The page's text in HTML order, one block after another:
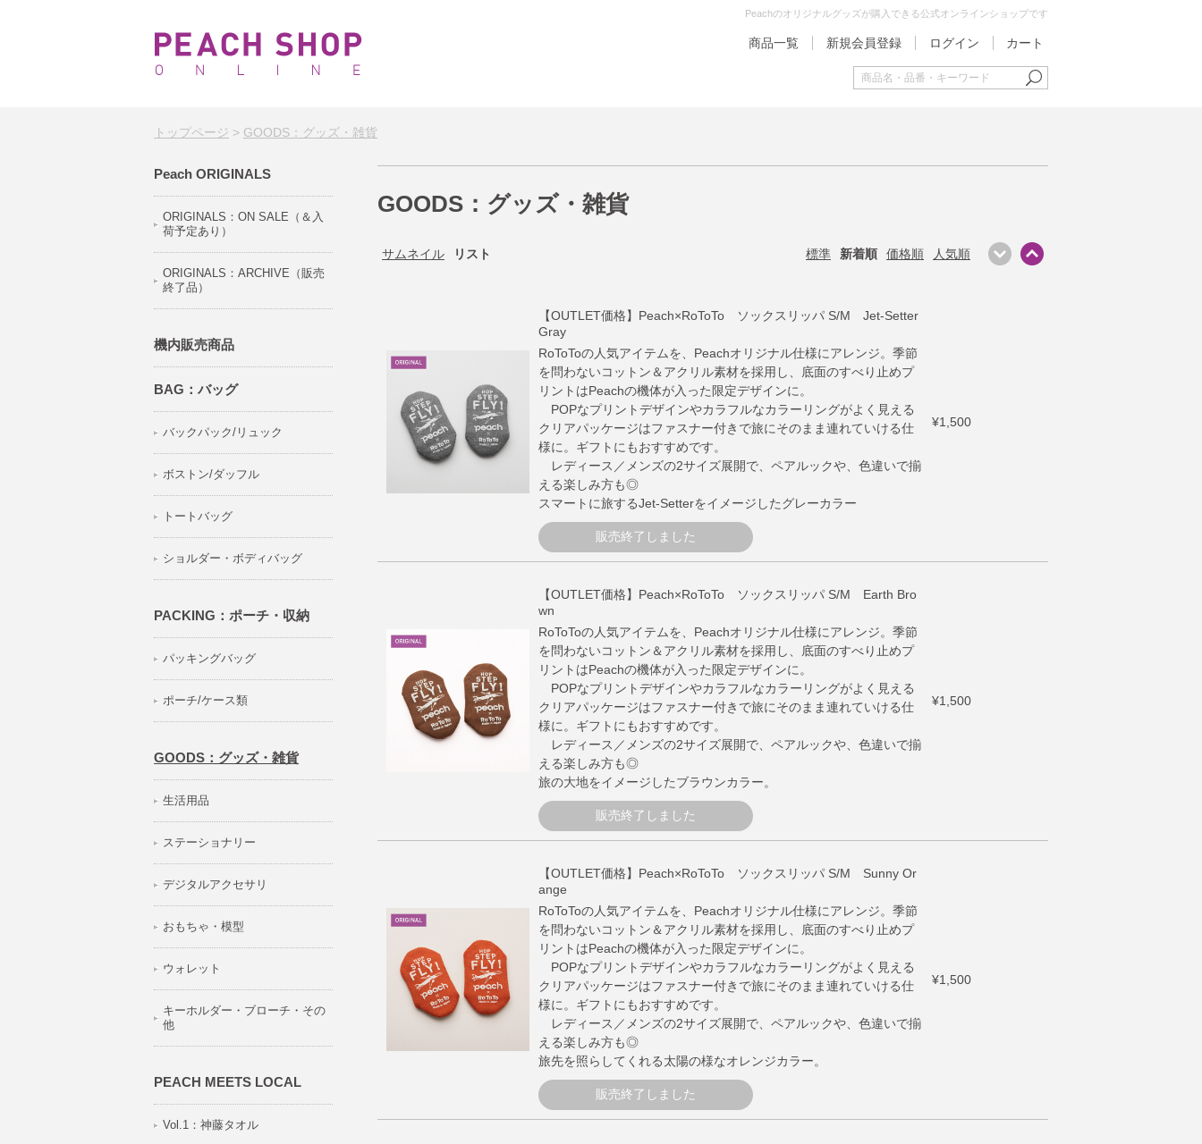
Peachのオリジナルグッズが購入できる公式オンラインショップです
商品一覧 新規会員登録 ログイン カート
トップページ > GOODS：グッズ・雑貨
Peach ORIGINALS
ORIGINALS：ON SALE（＆入
荷予定あり）
ORIGINALS：ARCHIVE（販売
終了品）
機内販売商品
BAG：バッグ
バックパック/リュック
ボストン/ダッフル
トートバッグ
ショルダー・ボディバッグ
PACKING：ポーチ・収納
パッキングバッグ
ポーチ/ケース類
GOODS：グッズ・雑貨
生活用品
ステーショナリー
デジタルアクセサリ
おもちゃ・模型
ウォレット
キーホルダー・ブローチ・その
他
PEACH MEETS LOCAL
Vol.1：神藤タオル
GOODS：グッズ・雑貨
サムネイル リスト 標準 新着順 価格順 人気順
【OUTLET価格】Peach×RoToTo ソックスリッパ S/M Jet-Setter
Gray
RoToToの人気アイテムを、Peachオリジナル仕様にアレンジ。季節
を問わないコットン＆アクリル素材を採用し、底面のすべり止めプ
リントはPeachの機体が入った限定デザインに。
POPなプリントデザインやカラフルなカラーリングがよく見える
クリアパッケージはファスナー付きで旅にそのまま連れていける仕
様に。ギフトにもおすすめです。
レディース／メンズの2サイズ展開で、ペアルックや、色違いで揃
える楽しみ方も◎
スマートに旅するJet-Setterをイメージしたグレーカラー
販売終了しました
¥1,500
【OUTLET価格】Peach×RoToTo ソックスリッパ S/M Earth Bro
wn
RoToToの人気アイテムを、Peachオリジナル仕様にアレンジ。季節
を問わないコットン＆アクリル素材を採用し、底面のすべり止めプ
リントはPeachの機体が入った限定デザインに。
POPなプリントデザインやカラフルなカラーリングがよく見える
クリアパッケージはファスナー付きで旅にそのまま連れていける仕
様に。ギフトにもおすすめです。
レディース／メンズの2サイズ展開で、ペアルックや、色違いで揃
える楽しみ方も◎
旅の大地をイメージしたブラウンカラー。
販売終了しました
¥1,500
【OUTLET価格】Peach×RoToTo ソックスリッパ S/M Sunny Or
ange
RoToToの人気アイテムを、Peachオリジナル仕様にアレンジ。季節
を問わないコットン＆アクリル素材を採用し、底面のすべり止めプ
リントはPeachの機体が入った限定デザインに。
POPなプリントデザインやカラフルなカラーリングがよく見える
クリアパッケージはファスナー付きで旅にそのまま連れていける仕
様に。ギフトにもおすすめです。
レディース／メンズの2サイズ展開で、ペアルックや、色違いで揃
える楽しみ方も◎
旅先を照らしてくれる太陽の様なオレンジカラー。
販売終了しました
¥1,500